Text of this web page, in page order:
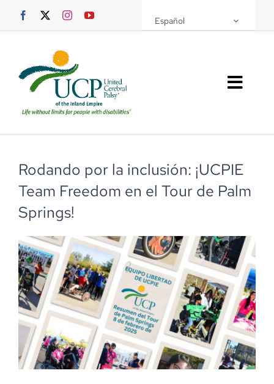
Saltar
Español
Eventos
Soporte UCPIE
Recursos
DONE AHORA
Rodando por la inclusión: ¡UCPIE
Team Freedom en el Tour de Palm
Springs!